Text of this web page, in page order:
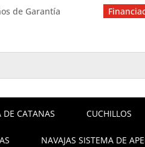
de Garantía
DE CATANAS CUCHILLOS
NAVAJAS SISTEMA DE